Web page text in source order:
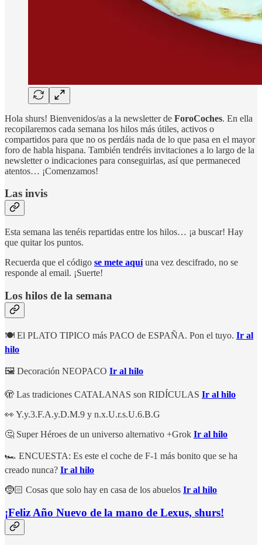
Hola shurs! Bienvenidos/as a la newsletter de ForoCoches. En ella
recopilaremos cada semana los hilos más útiles, activos o
compartidos para que no os perdáis nada de lo que pasa en el mayor
foro de habla hispana. También tendréis invitaciones a lo largo de la
newsletter o indicaciones para conseguirlas, así que permaneced
atentos… ¡Comenzamos!
Las invis
Esta semana las tenéis repartidas entre los hilos… ¡a buscar! Hay
que quitar los puntos.
Recuerda que el código se mete aquí una vez descifrado, no se
responde al email. ¡Suerte!
Los hilos de la semana
🍽️ El PLATO TIPICO más PACO de ESPAÑA. Pon el tuyo. Ir al
hilo
🖼️ Decoración NEOPACO Ir al hilo
🫣 Las tradiciones CATALANAS son RIDÍCULAS Ir al hilo
👀 Y.y.3.F.A.y.D.M.9 y n.x.U.r.s.U.6.B.G
🤔 Super Héroes de un universo alternativo +Grok Ir al hilo
🏎️ ENCUESTA: Es este el coche de F-1 más bonito que se ha
creado nunca? Ir al hilo
🤶🏻 Cosas que solo hay en casa de los abuelos Ir al hilo
¡Feliz Año Nuevo de la mano de Lexus, shurs!